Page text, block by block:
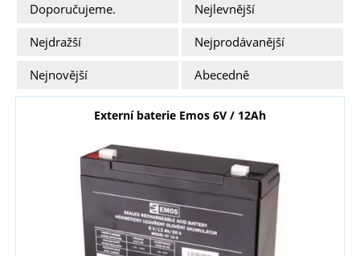
Doporučujeme.
Nejlevnější
Nejdražší
Nejprodávanější
Nejnovější
Abecedně
Externí baterie Emos 6V / 12Ah